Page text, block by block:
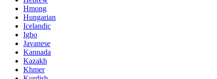
Hmong
Hungarian
Icelandic
Igbo
Javanese
Kannada
Kazakh
Khmer